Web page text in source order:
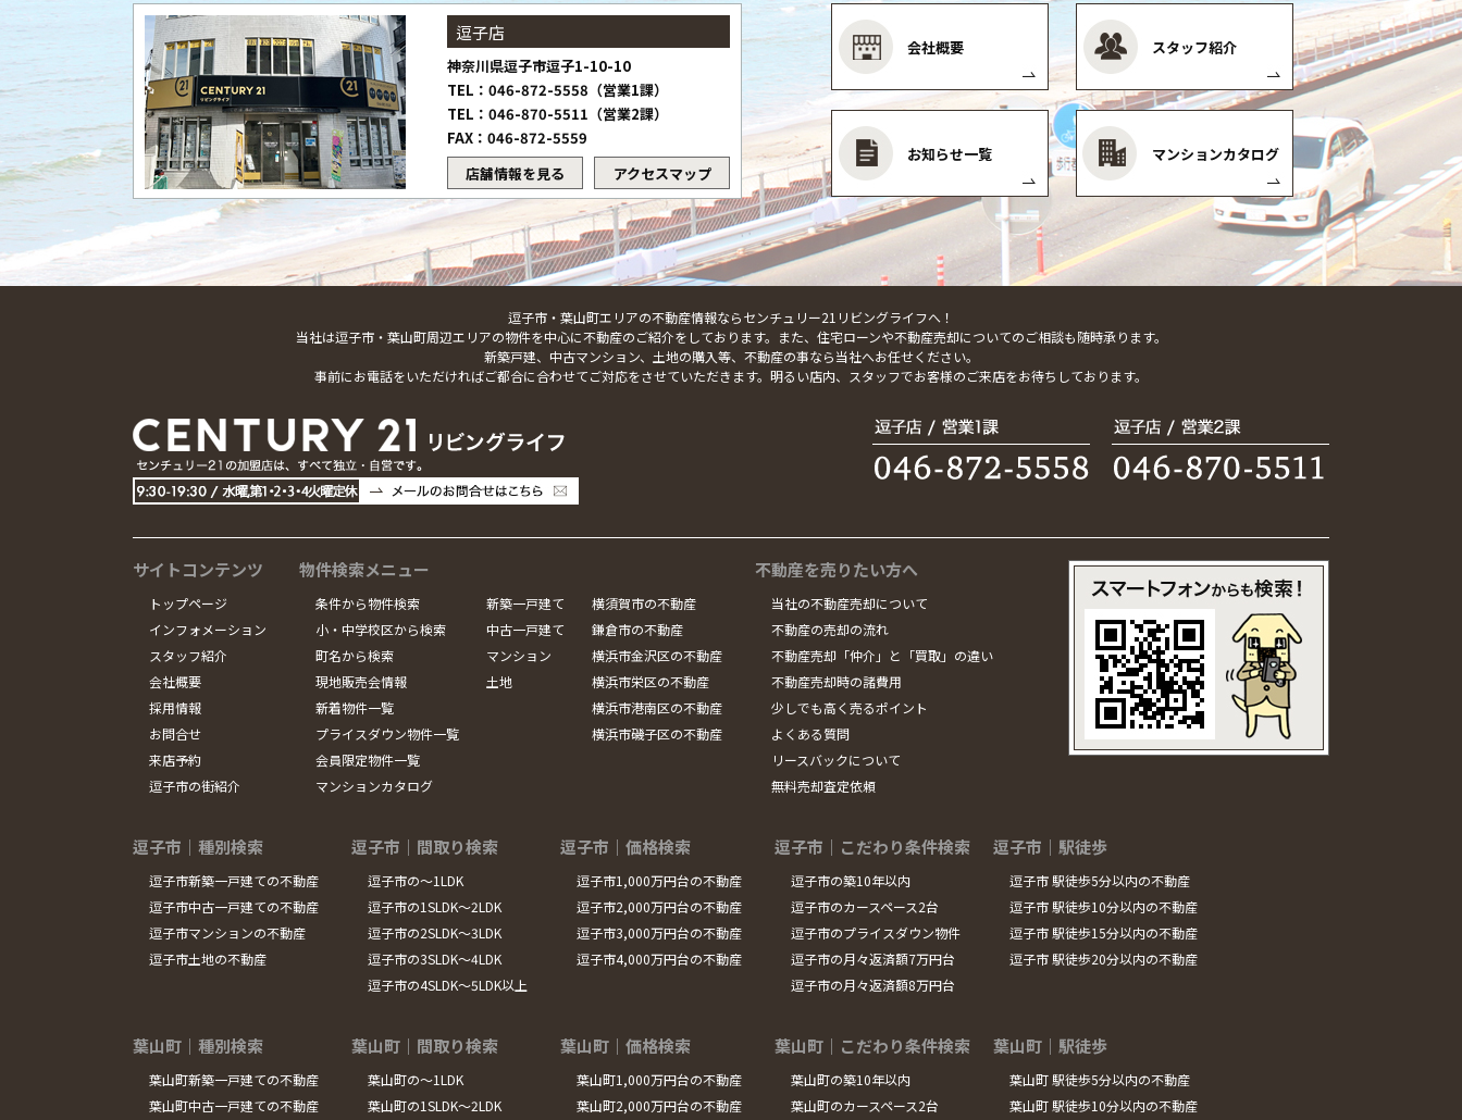
逗子店
神奈川県逗子市逗子1-10-10
TEL：046-872-5558（営業1課）
TEL：046-870-5511（営業2課）
FAX：046-872-5559
店舗情報を見る
アクセスマップ
会社概要 スタッフ紹介
お知らせ一覧 マンションカタログ
逗子市・葉山町エリアの不動産情報ならセンチュリー21リビングライフへ！
当社は逗子市・葉山町周辺エリアの物件を中心に不動産のご紹介をしております。また、住宅ローンや不動産売却についてのご相談も随時承ります。
新築戸建、中古マンション、土地の購入等、不動産の事なら当社へお任せください。
事前にお電話をいただければご都合に合わせてご対応をさせていただきます。明るい店内、スタッフでお客様のご来店をお待ちしております。
サイトコンテンツ
トップページ
インフォメーション
スタッフ紹介
会社概要
採用情報
お問合せ
来店予約
逗子市の街紹介
物件検索メニュー
条件から物件検索
小・中学校区から検索
町名から検索
現地販売会情報
新着物件一覧
プライスダウン物件一覧
会員限定物件一覧
マンションカタログ
新築一戸建て
中古一戸建て
マンション
土地
横須賀市の不動産
鎌倉市の不動産
横浜市金沢区の不動産
横浜市栄区の不動産
横浜市港南区の不動産
横浜市磯子区の不動産
不動産を売りたい方へ
当社の不動産売却について
不動産の売却の流れ
不動産売却「仲介」と「買取」の違い
不動産売却時の諸費用
少しでも高く売るポイント
よくある質問
リースバックについて
無料売却査定依頼
逗子市｜種別検索
逗子市新築一戸建ての不動産
逗子市中古一戸建ての不動産
逗子市マンションの不動産
逗子市土地の不動産
逗子市｜間取り検索
逗子市の～1LDK
逗子市の1SLDK～2LDK
逗子市の2SLDK～3LDK
逗子市の3SLDK～4LDK
逗子市の4SLDK～5LDK以上
逗子市｜価格検索
逗子市1,000万円台の不動産
逗子市2,000万円台の不動産
逗子市3,000万円台の不動産
逗子市4,000万円台の不動産
逗子市｜こだわり条件検索
逗子市の築10年以内
逗子市のカースペース2台
逗子市のプライスダウン物件
逗子市の月々返済額7万円台
逗子市の月々返済額8万円台
逗子市｜駅徒歩
逗子市 駅徒歩5分以内の不動産
逗子市 駅徒歩10分以内の不動産
逗子市 駅徒歩15分以内の不動産
逗子市 駅徒歩20分以内の不動産
葉山町｜種別検索
葉山町新築一戸建ての不動産
葉山町中古一戸建ての不動産
葉山町｜間取り検索
葉山町の～1LDK
葉山町の1SLDK～2LDK
葉山町｜価格検索
葉山町1,000万円台の不動産
葉山町2,000万円台の不動産
葉山町｜こだわり条件検索
葉山町の築10年以内
葉山町のカースペース2台
葉山町｜駅徒歩
葉山町 駅徒歩5分以内の不動産
葉山町 駅徒歩10分以内の不動産